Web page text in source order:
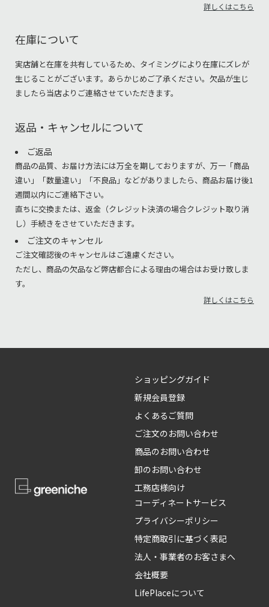
詳しくはこちら
在庫について
実店舗と在庫を共有しているため、タイミングにより在庫にズレが
生じることがございます。あらかじめご了承ください。欠品が生じ
ましたら当店よりご連絡させていただきます。
返品・キャンセルについて
ご返品
商品の品質、お届け方法には万全を期しておりますが、万一「商品
違い」「数量違い」「不良品」などがありましたら、商品お届け後1
週間以内にご連絡下さい。
直ちに交換または、返金（クレジット決済の場合クレジット取り消
し）手続きをさせていただきます。
ご注文のキャンセル
ご注文確認後のキャンセルはご遠慮ください。
ただし、商品の欠品など弊店都合による理由の場合はお受け致しま
す。
詳しくはこちら
ショッピングガイド
新規会員登録
よくあるご質問
ご注文のお問い合わせ
商品のお問い合わせ
卸のお問い合わせ
工務店様向け
コーディネートサービス
プライバシーポリシー
特定商取引に基づく表記
法人・事業者のお客さまへ
会社概要
LifePlaceについて